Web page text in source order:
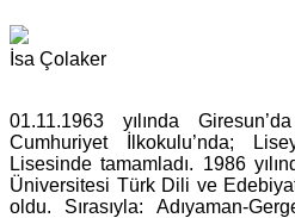
İsa Çolaker
01.11.1963 yılında
Cumhuriyet İlkokulu’nda;
Lisesinde tamamladı. 1986
Üniversitesi Türk Dili ve
oldu. Sırasıyla: Adıyaman-